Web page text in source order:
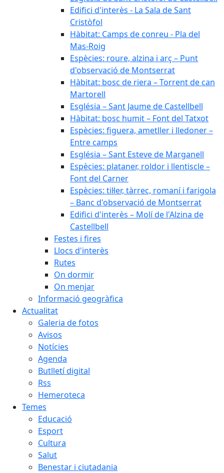
Edifici d'interès - La Sala de Sant
Cristòfol
Hàbitat: Camps de conreu - Pla del
Mas-Roig
Espècies: roure, alzina i arç – Punt
d'observació de Montserrat
Hàbitat: bosc de riera – Torrent de can
Martorell
Església – Sant Jaume de Castellbell
Hàbitat: bosc humit – Font del Tatxot
Espècies: figuera, ametller i lledoner –
Entre camps
Església – Sant Esteve de Marganell
Espècies: plataner, roldor i llentiscle –
Font del Carner
Espècies: til·ler, tàrrec, romaní i farigola
– Banc d'observació de Montserrat
Edifici d'interès – Molí de l'Alzina de
Castellbell
Festes i fires
Llocs d'interès
Rutes
On dormir
On menjar
Informació geogràfica
Actualitat
Galeria de fotos
Avisos
Notícies
Agenda
Butlletí digital
Rss
Hemeroteca
Temes
Educació
Esport
Cultura
Salut
Benestar i ciutadania